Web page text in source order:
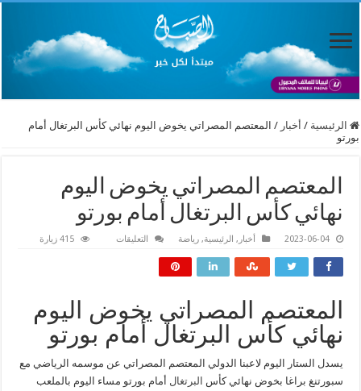
الرئيسية / أخبار / المعتصم المصراتي يخوض اليوم نهائي كأس البرتغال أمام
بورتو
المعتصم المصراتي يخوض اليوم
نهائي كأس البرتغال أمام بورتو
2023-06-04 أخبار , الرئيسية,رياضة التعليقات
البرتغال
أمام
بورتو
مغلقة
415 زيارة
المعتصم المصراتي يخوض اليوم
نهائي كأس البرتغال أمام بورتو
يسدل الستار اليوم لاعبنا الدولي المعتصم المصراتي عن موسمه الرياضي مع
سبورتنغ براغا بخوض نهائي كأس البرتغال أمام بورتو مساء اليوم بالملعب